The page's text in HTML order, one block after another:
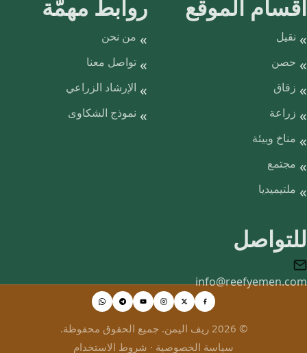
أقسام الموقع
نقيل
حصن
زقاق
زراعة
مناخ وبيئة
مجتمع
ملتيميديا
روابط مهمّة
من نحن
تواصل معنا
الإرشاد الزراعي
نموذج الشكاوى
للتواصل
info@reefyemen.com
© 2026 ريف اليمن. جميع الحقوق محفوظة.
سياسة الخصوصية · شروط الاستخدام